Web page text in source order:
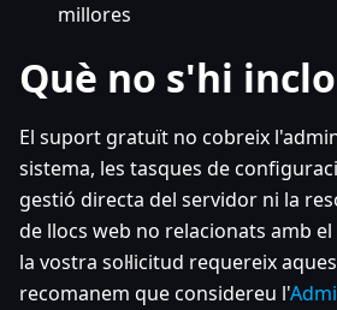
millores
Què no s'hi
El suport gratuït no cobreix
sistema, les tasques de
gestió directa del servidor ni la
de llocs web no relacionats amb
la vostra sol·licitud requereix
recomanem que considereu l'